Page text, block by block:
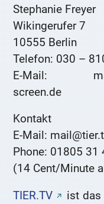
Stephanie Freyer
Wikingerufer 7
10555 Berlin
Telefon: 030 –
E-Mail:
screen.de
Kontakt
E-Mail:
Phone: 01805 31
(14 Cent/Minute
TIER.TV
ist das